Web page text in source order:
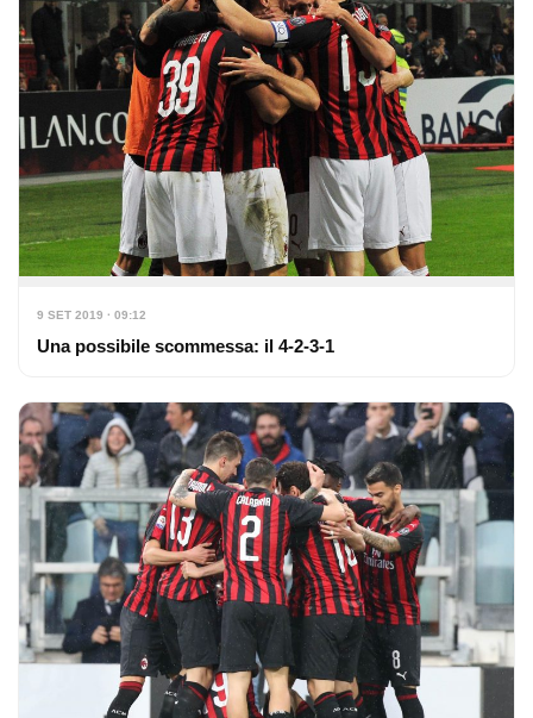
9 SET 2019 · 09:12
Una possibile scommessa: il 4-2-3-1